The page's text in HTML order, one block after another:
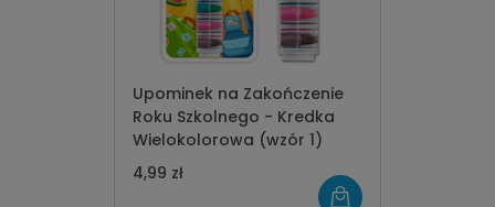
Upominek na Zakończenie
Roku Szkolnego - Kredka
Wielokolorowa (wzór 1)
4,99 zł